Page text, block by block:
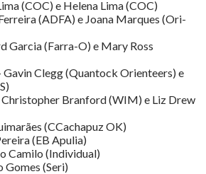
(COC) e Helena Lima (COC)
(ADFA) e Joana Marques (Ori-
Garcia (Farra-O) e Mary Ross
Clegg (Quantock Orienteers) e
Branford (WIM) e Liz Drew
(CCachapuz OK)
(EB Apulia)
Camilo (Individual)
Gomes (Seri)